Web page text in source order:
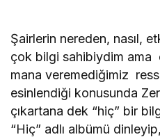
Şairlerin nereden, nasıl,
çok bilgi sahibiydim ama
mana veremediğimiz
esinlendiği konusunda
çıkartana dek “hiç” bir
“Hiç” adlı albümü